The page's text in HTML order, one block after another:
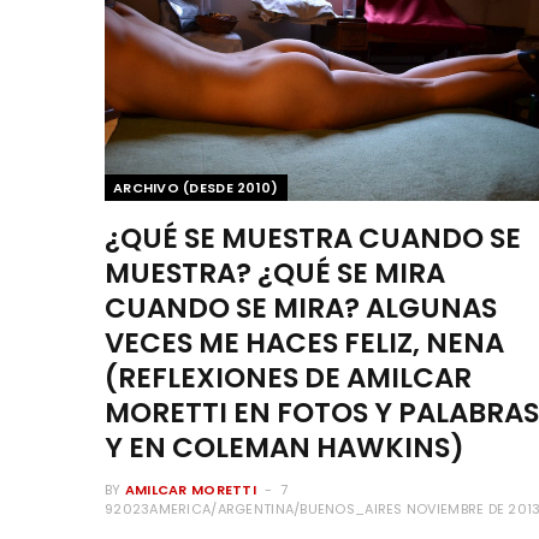
ARCHIVO (DESDE 2010)
¿QUÉ SE MUESTRA CUANDO SE
MUESTRA? ¿QUÉ SE MIRA
CUANDO SE MIRA? ALGUNAS
VECES ME HACES FELIZ, NENA
(REFLEXIONES DE AMILCAR
MORETTI EN FOTOS Y PALABRAS
Y EN COLEMAN HAWKINS)
BY AMILCAR MORETTI
7
92023AMERICA/ARGENTINA/BUENOS_AIRES NOVIEMBRE DE